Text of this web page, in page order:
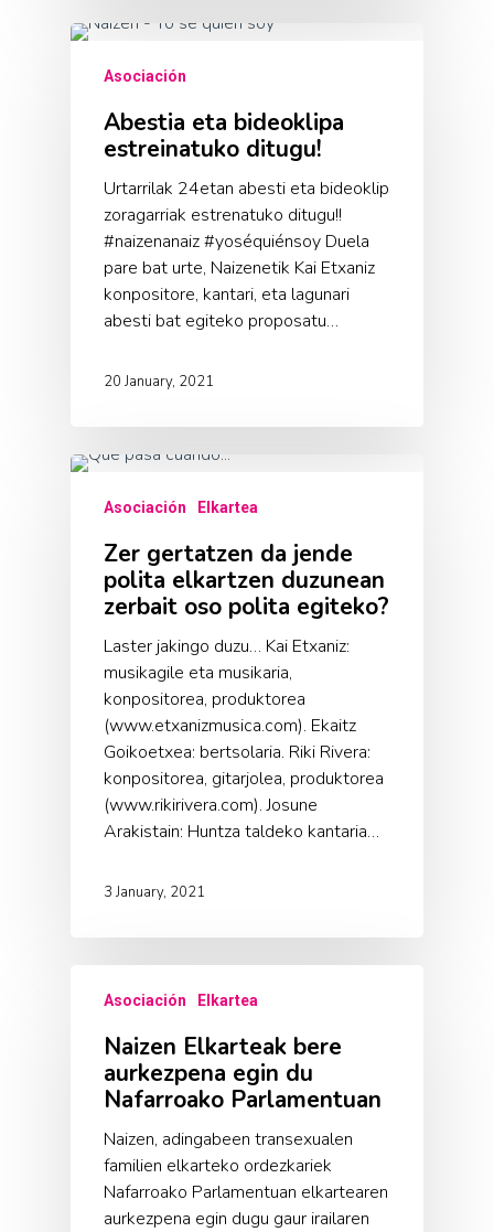
Asociación
Abestia eta bideoklipa
estreinatuko ditugu!
Urtarrilak 24etan abesti eta bideoklip
zoragarriak estrenatuko ditugu!!
#naizenanaiz #yoséquiénsoy Duela
pare bat urte, Naizenetik Kai Etxaniz
konpositore, kantari, eta lagunari
abesti bat egiteko proposatu…
20 January, 2021
Asociación Elkartea
Zer gertatzen da jende
polita elkartzen duzunean
zerbait oso polita egiteko?
Laster jakingo duzu… Kai Etxaniz:
musikagile eta musikaria,
konpositorea, produktorea
(www.etxanizmusica.com). Ekaitz
Goikoetxea: bertsolaria. Riki Rivera:
konpositorea, gitarjolea, produktorea
(www.rikirivera.com). Josune
Arakistain: Huntza taldeko kantaria…
3 January, 2021
Asociación Elkartea
Naizen Elkarteak bere
aurkezpena egin du
Nafarroako Parlamentuan
Naizen, adingabeen transexualen
familien elkarteko ordezkariek
Nafarroako Parlamentuan elkartearen
aurkezpena egin dugu gaur irailaren